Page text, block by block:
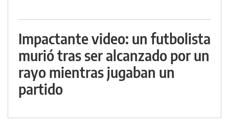
Impactante video: un futbolista
murió tras ser alcanzado por un
rayo mientras jugaban un
partido